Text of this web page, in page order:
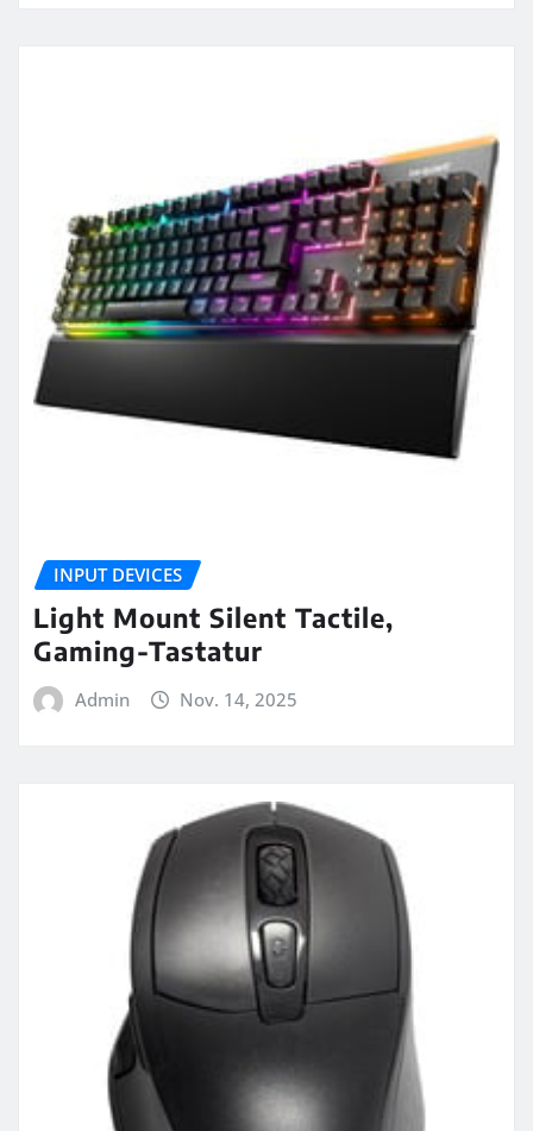
INPUT DEVICES
Light Mount Silent Tactile,
Gaming-Tastatur
Admin Nov. 14, 2025